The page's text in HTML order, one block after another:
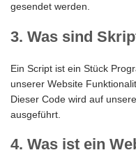
gesendet werden.
3. Was sind
Ein Script ist ein Stück
unserer Website
Dieser Code wird auf
ausgeführt.
4. Was ist ein